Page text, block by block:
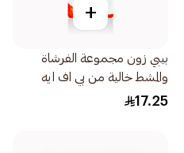
+
بيبي زون مجموعة الفرشاة
والمشط خالية من بي اف ايه
1قطعة
17.25